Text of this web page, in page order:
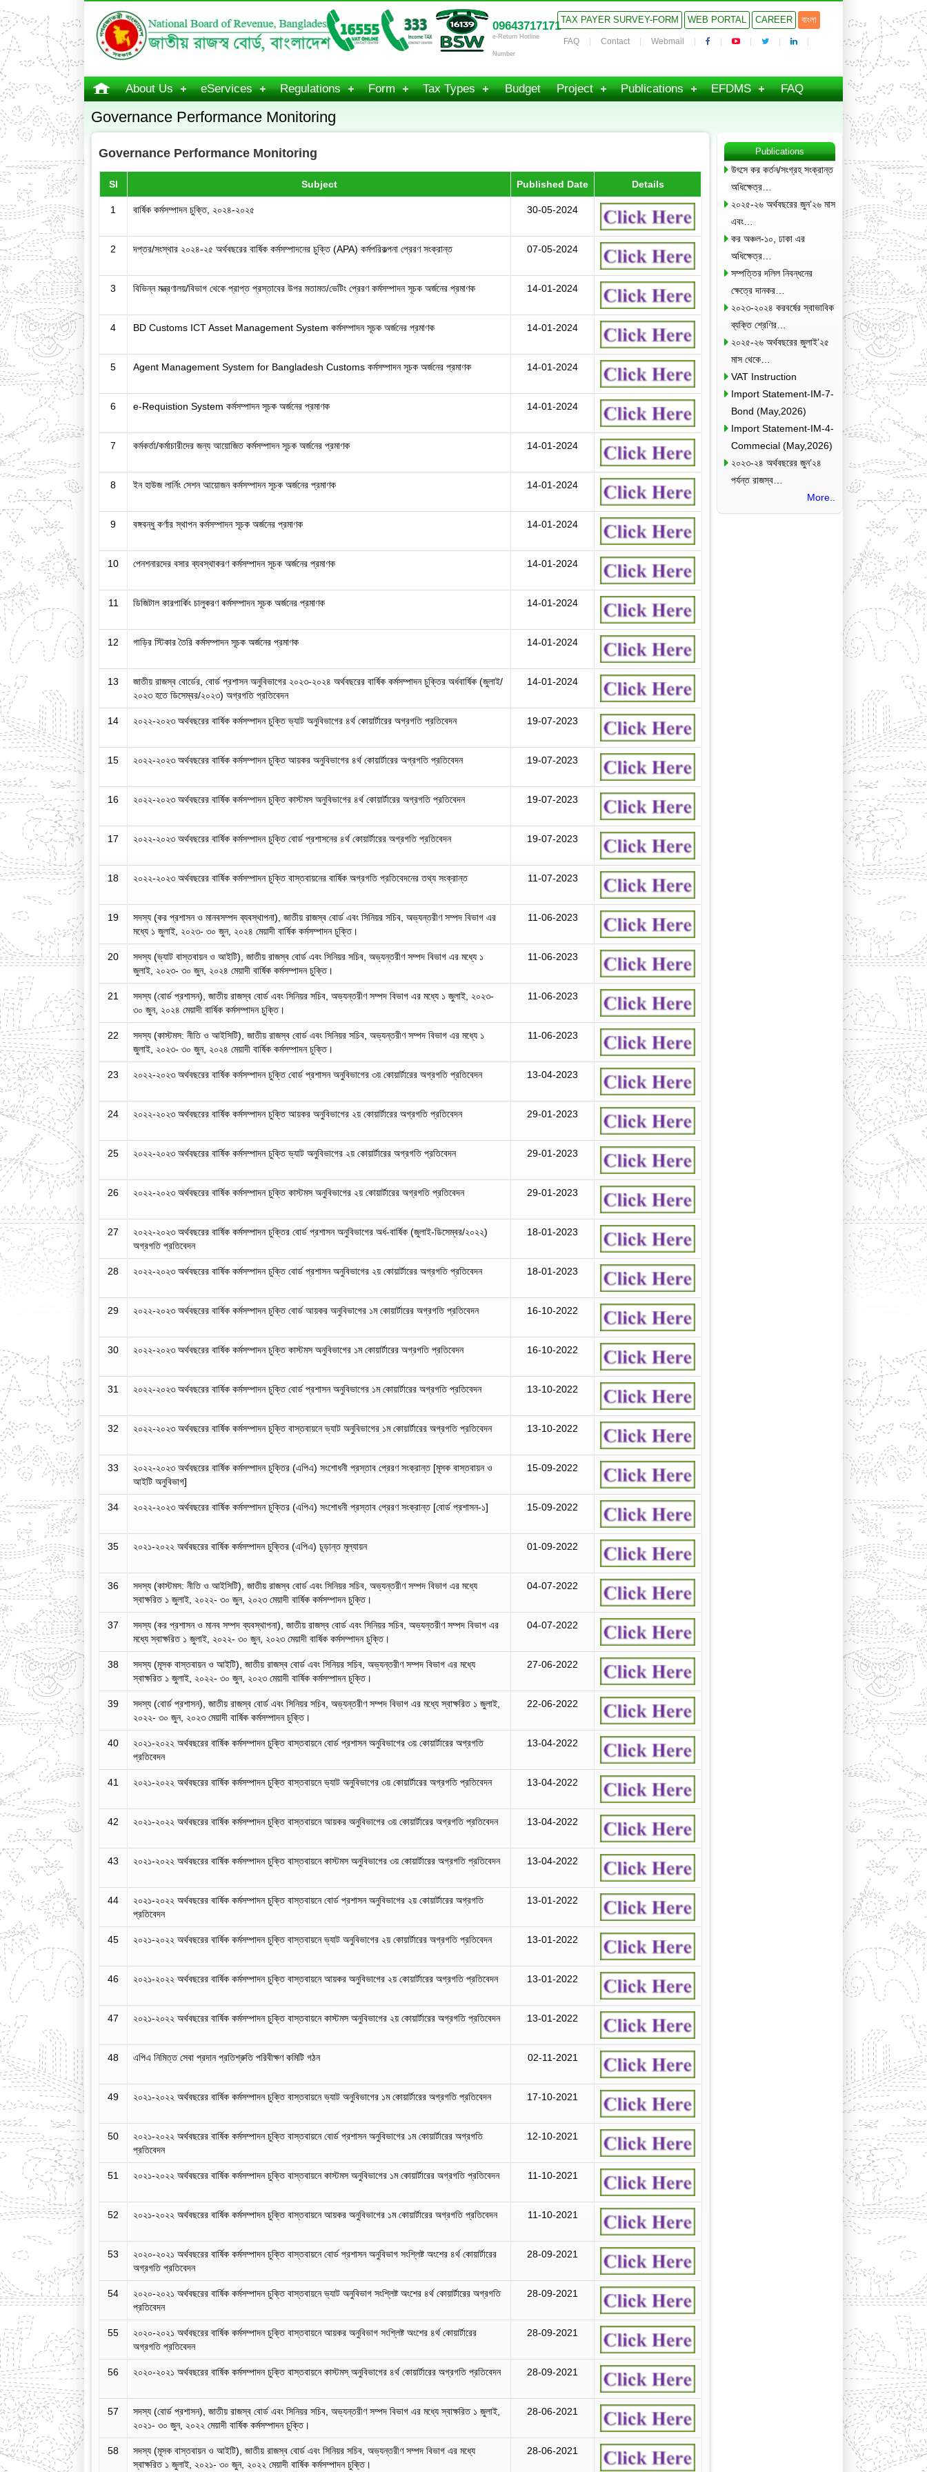
09643717171
e-Return Hotline
Number
TAX PAYER SURVEY-FORM WEB PORTAL CAREER বাংলা
FAQ Contact Webmail
About Us eServices Regulations Form Tax Types Budget Project Publications EFDMS FAQ
Governance Performance Monitoring
Governance Performance Monitoring
Sl Subject Published Date Details
1 বার্ষিক কর্মসম্পাদন চুক্তি, ২০২৪-২০২৫ 30-05-2024
2 দপ্তর/সংস্থার ২০২৪-২৫ অর্থবছরের বার্ষিক কর্মসম্পাদনের চুক্তি (APA) কর্মপরিকল্পনা প্রেরণ সংক্রান্ত 07-05-2024
3 বিভিন্ন মন্ত্রণালয়/বিভাগ থেকে প্রাপ্ত প্রস্তাবের উপর মতামত/ভেটিং প্রেরণ কর্মসম্পাদন সূচক অর্জনের প্রমাণক 14-01-2024
4 BD Customs ICT Asset Management System কর্মসম্পাদন সূচক অর্জনের প্রমাণক 14-01-2024
5 Agent Management System for Bangladesh Customs কর্মসম্পাদন সূচক অর্জনের প্রমাণক 14-01-2024
6 e-Requistion System কর্মসম্পাদন সূচক অর্জনের প্রমাণক 14-01-2024
7 কর্মকর্তা/কর্মাচারীদের জন্য আয়োজিত কর্মসম্পাদন সূচক অর্জনের প্রমাণক 14-01-2024
8 ইন হাউজ লার্নিং সেশন আয়োজন কর্মসম্পাদন সূচক অর্জনের প্রমাণক 14-01-2024
9 বঙ্গবন্ধু কর্ণার স্থাপন কর্মসম্পাদন সূচক অর্জনের প্রমাণক 14-01-2024
10 পেনশনারদের বসার ব্যবস্থাকরণ কর্মসম্পাদন সূচক অর্জনের প্রমাণক 14-01-2024
11 ডিজিটাল কারপার্কিং চালুকরণ কর্মসম্পাদন সূচক অর্জনের প্রমাণক 14-01-2024
12 গাড়ির স্টিকার তৈরি কর্মসম্পাদন সূচক অর্জনের প্রমাণক 14-01-2024
13
জাতীয় রাজস্ব বোর্ডের, বোর্ড প্রশাসন অনুবিভাগের ২০২৩-২০২৪ অর্থবছরের বার্ষিক কর্মসম্পাদন চুক্তির অর্ধবার্ষিক (জুলাই/
২০২৩ হতে ডিসেম্বর/২০২৩) অগ্রগতি প্রতিবেদন
14-01-2024
14 ২০২২-২০২৩ অর্থবছরের বার্ষিক কর্মসম্পাদন চুক্তি ভ্যাট অনুবিভাগের ৪র্থ কোয়ার্টারের অগ্রগতি প্রতিবেদন 19-07-2023
15 ২০২২-২০২৩ অর্থবছরের বার্ষিক কর্মসম্পাদন চুক্তি আয়কর অনুবিভাগের ৪র্থ কোয়ার্টারের অগ্রগতি প্রতিবেদন 19-07-2023
16 ২০২২-২০২৩ অর্থবছরের বার্ষিক কর্মসম্পাদন চুক্তি কাস্টমস অনুবিভাগের ৪র্থ কোয়ার্টারের অগ্রগতি প্রতিবেদন 19-07-2023
17 ২০২২-২০২৩ অর্থবছরের বার্ষিক কর্মসম্পাদন চুক্তি বোর্ড প্রশাসনের ৪র্থ কোয়ার্টারের অগ্রগতি প্রতিবেদন 19-07-2023
18 ২০২২-২০২৩ অর্থবছরের বার্ষিক কর্মসম্পাদন চুক্তি বাস্তবায়নের বার্ষিক অগ্রগতি প্রতিবেদনের তথ্য সংক্রান্ত 11-07-2023
19
সদস্য (কর প্রশাসন ও মানবসম্পদ ব্যবস্থাপনা), জাতীয় রাজস্ব বোর্ড এবং সিনিয়র সচিব, অভ্যন্তরীণ সম্পদ বিভাগ এর
মধ্যে ১ জুলাই, ২০২৩- ৩০ জুন, ২০২৪ মেয়াদী বার্ষিক কর্মসম্পাদন চুক্তি।
11-06-2023
20
সদস্য (ভ্যাট বাস্তবায়ন ও আইটি), জাতীয় রাজস্ব বোর্ড এবং সিনিয়র সচিব, অভ্যন্তরীণ সম্পদ বিভাগ এর মধ্যে ১
জুলাই, ২০২৩- ৩০ জুন, ২০২৪ মেয়াদী বার্ষিক কর্মসম্পাদন চুক্তি।
11-06-2023
21
সদস্য (বোর্ড প্রশাসন), জাতীয় রাজস্ব বোর্ড এবং সিনিয়র সচিব, অভ্যন্তরীণ সম্পদ বিভাগ এর মধ্যে ১ জুলাই, ২০২৩-
৩০ জুন, ২০২৪ মেয়াদী বার্ষিক কর্মসম্পাদন চুক্তি।
11-06-2023
22
সদস্য (কাস্টমস: নীতি ও আইসিটি), জাতীয় রাজস্ব বোর্ড এবং সিনিয়র সচিব, অভ্যন্তরীণ সম্পদ বিভাগ এর মধ্যে ১
জুলাই, ২০২৩- ৩০ জুন, ২০২৪ মেয়াদী বার্ষিক কর্মসম্পাদন চুক্তি।
11-06-2023
23 ২০২২-২০২৩ অর্থবছরের বার্ষিক কর্মসম্পাদন চুক্তি বোর্ড প্রশাসন অনুবিভাগের ৩য় কোয়ার্টারের অগ্রগতি প্রতিবেদন 13-04-2023
24 ২০২২-২০২৩ অর্থবছরের বার্ষিক কর্মসম্পাদন চুক্তি আয়কর অনুবিভাগের ২য় কোয়ার্টারের অগ্রগতি প্রতিবেদন 29-01-2023
25 ২০২২-২০২৩ অর্থবছরের বার্ষিক কর্মসম্পাদন চুক্তি ভ্যাট অনুবিভাগের ২য় কোয়ার্টারের অগ্রগতি প্রতিবেদন 29-01-2023
26 ২০২২-২০২৩ অর্থবছরের বার্ষিক কর্মসম্পাদন চুক্তি কাস্টমস অনুবিভাগের ২য় কোয়ার্টারের অগ্রগতি প্রতিবেদন 29-01-2023
27
২০২২-২০২৩ অর্থবছরের বার্ষিক কর্মসম্পাদন চুক্তির বোর্ড প্রশাসন অনুবিভাগের অর্ধ-বার্ষিক (জুলাই-ডিসেম্বর/২০২২)
অগ্রগতি প্রতিবেদন
18-01-2023
28 ২০২২-২০২৩ অর্থবছরের বার্ষিক কর্মসম্পাদন চুক্তি বোর্ড প্রশাসন অনুবিভাগের ২য় কোয়ার্টারের অগ্রগতি প্রতিবেদন 18-01-2023
29 ২০২২-২০২৩ অর্থবছরের বার্ষিক কর্মসম্পাদন চুক্তি বোর্ড আয়কর অনুবিভাগের ১ম কোয়ার্টারের অগ্রগতি প্রতিবেদন 16-10-2022
30 ২০২২-২০২৩ অর্থবছরের বার্ষিক কর্মসম্পাদন চুক্তি কাস্টমস অনুবিভাগের ১ম কোয়ার্টারের অগ্রগতি প্রতিবেদন 16-10-2022
31 ২০২২-২০২৩ অর্থবছরের বার্ষিক কর্মসম্পাদন চুক্তি বোর্ড প্রশাসন অনুবিভাগের ১ম কোয়ার্টারের অগ্রগতি প্রতিবেদন 13-10-2022
32 ২০২২-২০২৩ অর্থবছরের বার্ষিক কর্মসম্পাদন চুক্তি বাস্তবায়নে ভ্যাট অনুবিভাগের ১ম কোয়ার্টারের অগ্রগতি প্রতিবেদন 13-10-2022
33
২০২২-২০২৩ অর্থবছরের বার্ষিক কর্মসম্পাদন চুক্তির (এপিএ) সংশোধনী প্রস্তাব প্রেরণ সংক্রান্ত [মূসক বাস্তবায়ন ও
আইটি অনুবিভাগ]
15-09-2022
34 ২০২২-২০২৩ অর্থবছরের বার্ষিক কর্মসম্পাদন চুক্তির (এপিএ) সংশোধনী প্রস্তাব প্রেরণ সংক্রান্ত [বোর্ড প্রশাসন-১] 15-09-2022
35 ২০২১-২০২২ অর্থবছরের বার্ষিক কর্মসম্পাদন চুক্তির (এপিএ) চূড়ান্ত মূল্যায়ন 01-09-2022
36
সদস্য (কাস্টমস: নীতি ও আইসিটি), জাতীয় রাজস্ব বোর্ড এবং সিনিয়র সচিব, অভ্যন্তরীণ সম্পদ বিভাগ এর মধ্যে
স্বাক্ষরিত ১ জুলাই, ২০২২- ৩০ জুন, ২০২৩ মেয়াদী বার্ষিক কর্মসম্পাদন চুক্তি।
04-07-2022
37
সদস্য (কর প্রশাসন ও মানব সম্পদ ব্যবস্থাপনা), জাতীয় রাজস্ব বোর্ড এবং সিনিয়র সচিব, অভ্যন্তরীণ সম্পদ বিভাগ এর
মধ্যে স্বাক্ষরিত ১ জুলাই, ২০২২- ৩০ জুন, ২০২৩ মেয়াদী বার্ষিক কর্মসম্পাদন চুক্তি।
04-07-2022
38
সদস্য (মূসক বাস্তবায়ন ও আইটি), জাতীয় রাজস্ব বোর্ড এবং সিনিয়র সচিব, অভ্যন্তরীণ সম্পদ বিভাগ এর মধ্যে
স্বাক্ষরিত ১ জুলাই, ২০২২- ৩০ জুন, ২০২৩ মেয়াদী বার্ষিক কর্মসম্পাদন চুক্তি।
27-06-2022
39
সদস্য (বোর্ড প্রশাসন), জাতীয় রাজস্ব বোর্ড এবং সিনিয়র সচিব, অভ্যন্তরীণ সম্পদ বিভাগ এর মধ্যে স্বাক্ষরিত ১ জুলাই,
২০২২- ৩০ জুন, ২০২৩ মেয়াদী বার্ষিক কর্মসম্পাদন চুক্তি।
22-06-2022
40
২০২১-২০২২ অর্থবছরের বার্ষিক কর্মসম্পাদন চুক্তি বাস্তবায়নে বোর্ড প্রশাসন অনুবিভাগের ৩য় কোয়ার্টারের অগ্রগতি
প্রতিবেদন
13-04-2022
41 ২০২১-২০২২ অর্থবছরের বার্ষিক কর্মসম্পাদন চুক্তি বাস্তবায়নে ভ্যাট অনুবিভাগের ৩য় কোয়ার্টারের অগ্রগতি প্রতিবেদন 13-04-2022
42 ২০২১-২০২২ অর্থবছরের বার্ষিক কর্মসম্পাদন চুক্তি বাস্তবায়নে আয়কর অনুবিভাগের ৩য় কোয়ার্টারের অগ্রগতি প্রতিবেদন 13-04-2022
43 ২০২১-২০২২ অর্থবছরের বার্ষিক কর্মসম্পাদন চুক্তি বাস্তবায়নে কাস্টমস অনুবিভাগের ৩য় কোয়ার্টারের অগ্রগতি প্রতিবেদন 13-04-2022
44
২০২১-২০২২ অর্থবছরের বার্ষিক কর্মসম্পাদন চুক্তি বাস্তবায়নে বোর্ড প্রশাসন অনুবিভাগের ২য় কোয়ার্টারের অগ্রগতি
প্রতিবেদন
13-01-2022
45 ২০২১-২০২২ অর্থবছরের বার্ষিক কর্মসম্পাদন চুক্তি বাস্তবায়নে ভ্যাট অনুবিভাগের ২য় কোয়ার্টারের অগ্রগতি প্রতিবেদন 13-01-2022
46 ২০২১-২০২২ অর্থবছরের বার্ষিক কর্মসম্পাদন চুক্তি বাস্তবায়নে আয়কর অনুবিভাগের ২য় কোয়ার্টারের অগ্রগতি প্রতিবেদন 13-01-2022
47 ২০২১-২০২২ অর্থবছরের বার্ষিক কর্মসম্পাদন চুক্তি বাস্তবায়নে কাস্টমস অনুবিভাগের ২য় কোয়ার্টারের অগ্রগতি প্রতিবেদন 13-01-2022
48 এপিএ নিমিত্ত সেবা প্রদান প্রতিশ্রুতি পরিবীক্ষণ কমিটি গঠন 02-11-2021
49 ২০২১-২০২২ অর্থবছরের বার্ষিক কর্মসম্পাদন চুক্তি বাস্তবায়নে ভ্যাট অনুবিভাগের ১ম কোয়ার্টারের অগ্রগতি প্রতিবেদন 17-10-2021
50
২০২১-২০২২ অর্থবছরের বার্ষিক কর্মসম্পাদন চুক্তি বাস্তবায়নে বোর্ড প্রশাসন অনুবিভাগের ১ম কোয়ার্টারের অগ্রগতি
প্রতিবেদন
12-10-2021
51 ২০২১-২০২২ অর্থবছরের বার্ষিক কর্মসম্পাদন চুক্তি বাস্তবায়নে কাস্টমস অনুবিভাগের ১ম কোয়ার্টারের অগ্রগতি প্রতিবেদন 11-10-2021
52 ২০২১-২০২২ অর্থবছরের বার্ষিক কর্মসম্পাদন চুক্তি বাস্তবায়নে আয়কর অনুবিভাগের ১ম কোয়ার্টারের অগ্রগতি প্রতিবেদন 11-10-2021
53
২০২০-২০২১ অর্থবছরের বার্ষিক কর্মসম্পাদন চুক্তি বাস্তবায়নে বোর্ড প্রশাসন অনুবিভাগ সংশ্লিষ্ট অংশের ৪র্থ কোয়ার্টারের
অগ্রগতি প্রতিবেদন
28-09-2021
54
২০২০-২০২১ অর্থবছরের বার্ষিক কর্মসম্পাদন চুক্তি বাস্তবায়নে ভ্যাট অনুবিভাগ সংশ্লিষ্ট অংশের ৪র্থ কোয়ার্টারের অগ্রগতি
প্রতিবেদন
28-09-2021
55
২০২০-২০২১ অর্থবছরের বার্ষিক কর্মসম্পাদন চুক্তি বাস্তবায়নে আয়কর অনুবিভাগ সংশ্লিষ্ট অংশের ৪র্থ কোয়ার্টারের
অগ্রগতি প্রতিবেদন
28-09-2021
56 ২০২০-২০২১ অর্থবছরের বার্ষিক কর্মসম্পাদন চুক্তি বাস্তবায়নে কাস্টমস্ অনুবিভাগের ৪র্থ কোয়ার্টারের অগ্রগতি প্রতিবেদন 28-09-2021
57
সদস্য (বোর্ড প্রশাসন), জাতীয় রাজস্ব বোর্ড এবং সিনিয়র সচিব, অভ্যন্তরীণ সম্পদ বিভাগ এর মধ্যে স্বাক্ষরিত ১ জুলাই,
২০২১- ৩০ জুন, ২০২২ মেয়াদী বার্ষিক কর্মসম্পাদন চুক্তি।
28-06-2021
58
সদস্য (মূসক বাস্তবায়ন ও আইটি), জাতীয় রাজস্ব বোর্ড এবং সিনিয়র সচিব, অভ্যন্তরীণ সম্পদ বিভাগ এর মধ্যে
স্বাক্ষরিত ১ জুলাই, ২০২১- ৩০ জুন, ২০২২ মেয়াদী বার্ষিক কর্মসম্পাদন চুক্তি।
28-06-2021
Publications
উৎসে কর কর্তন/সংগ্রহ সংক্রান্ত
অধিক্ষেত্র…
২০২৫-২৬ অর্থবছরের জুন’২৬ মাস
এবং…
কর অঞ্চল-১০, ঢাকা এর
অধিক্ষেত্র…
সম্পত্তির দলিল নিবন্ধনের
ক্ষেত্রে দানকর…
২০২৩-২০২৪ করবর্ষের স্বাভাবিক
ব্যক্তি শ্রেণির…
২০২৫-২৬ অর্থবছরের জুলাই’২৫
মাস থেকে…
VAT Instruction
Import Statement-IM-7-
Bond (May,2026)
Import Statement-IM-4-
Commecial (May,2026)
২০২৩-২৪ অর্থবছরের জুন’২৪
পর্যন্ত রাজস্ব…
More..